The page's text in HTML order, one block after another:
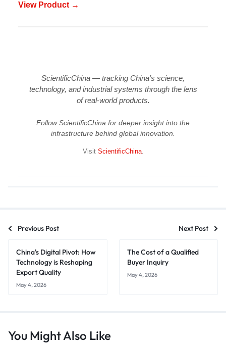
View Product →
ScientificChina — tracking China’s science,
technology, and industrial systems through the lens
of real-world products.
Follow ScientificChina for deeper insight into the
infrastructure behind global innovation.
Visit ScientificChina.
Previous Post Next Post
China's Digital Pivot: How
Technology is Reshaping
Export Quality
May 4, 2026
The Cost of a Qualified
Buyer Inquiry
May 4, 2026
You Might Also Like